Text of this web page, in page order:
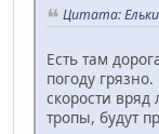
Цитата:
Есть там
погоду
скорости
тропы, будут